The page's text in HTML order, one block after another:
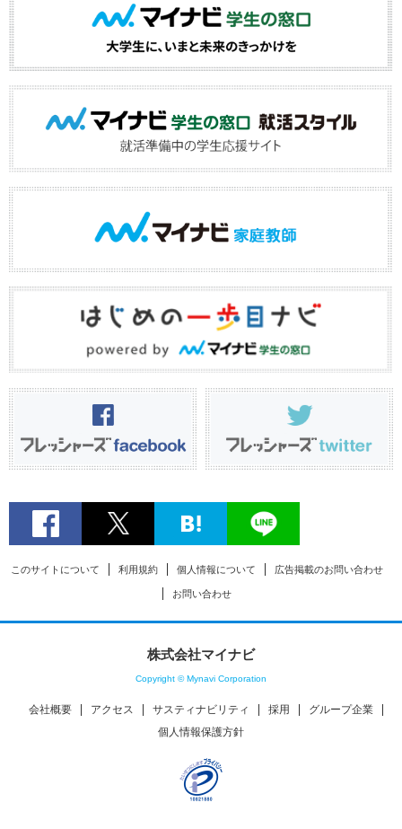
このサイトについて 利用規約 個人情報について 広告掲載のお問い合わせ
お問い合わせ
株式会社マイナビ
Copyright © Mynavi Corporation
会社概要 アクセス サスティナビリティ 採用
グループ企業
個人情報保護方針